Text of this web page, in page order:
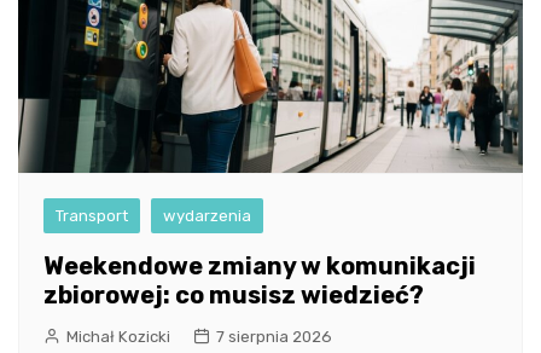
Transport wydarzenia
Weekendowe zmiany w komunikacji
zbiorowej: co musisz wiedzieć?
Michał Kozicki 7 sierpnia 2026